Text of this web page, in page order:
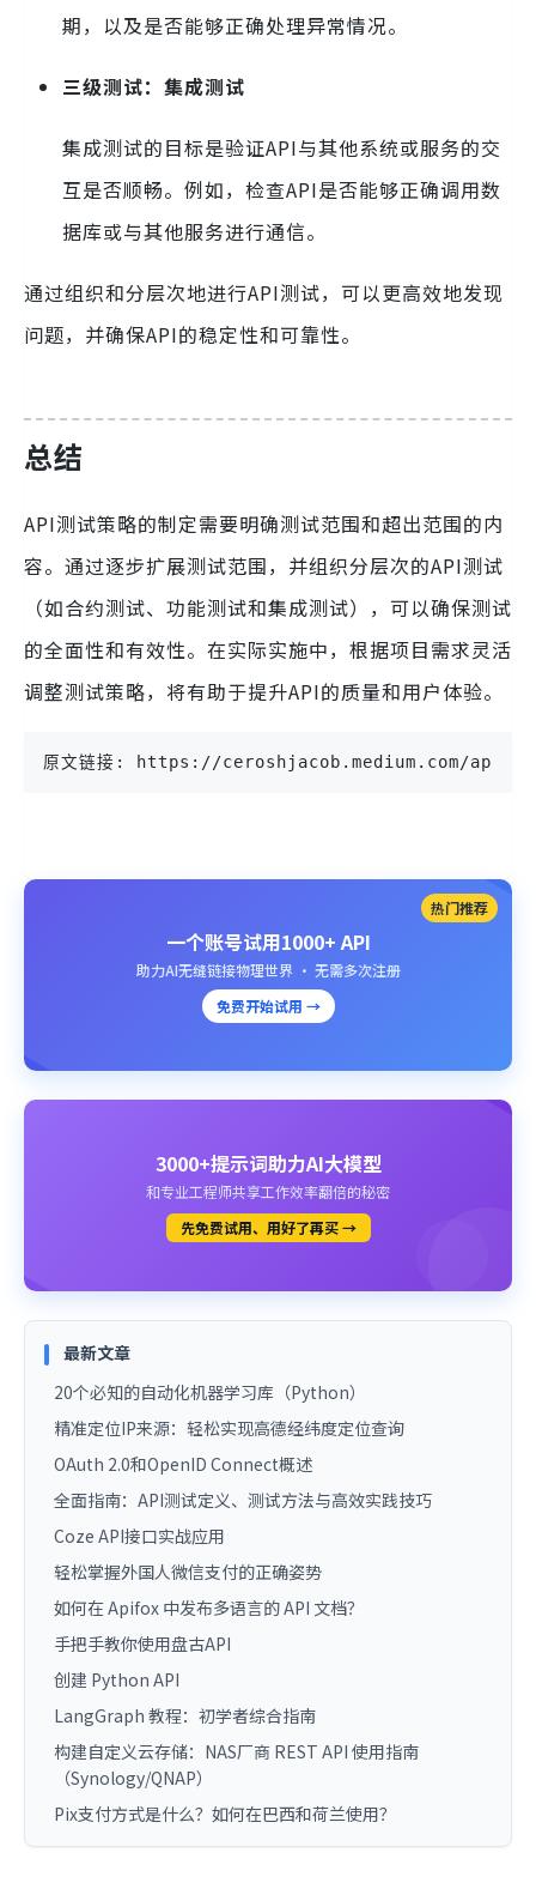
期，以及是否能够正确处理异常情况。
三级测试：集成测试
集成测试的目标是验证API与其他系统或服务的交
互是否顺畅。例如，检查API是否能够正确调用数
据库或与其他服务进行通信。
通过组织和分层次地进行API测试，可以更高效地发现
问题，并确保API的稳定性和可靠性。
总结
API测试策略的制定需要明确测试范围和超出范围的内
容。通过逐步扩展测试范围，并组织分层次的API测试
（如合约测试、功能测试和集成测试），可以确保测试
的全面性和有效性。在实际实施中，根据项目需求灵活
调整测试策略，将有助于提升API的质量和用户体验。
原文链接: https://ceroshjacob.medium.com/
热门推荐
一个账号试用1000+ API
助力AI无缝链接物理世界 · 无需多次注册
免费开始试用 →
3000+提示词助力AI大模型
和专业工程师共享工作效率翻倍的秘密
先免费试用、用好了再买 →
最新文章
20个必知的自动化机器学习库（Python）
精准定位IP来源：轻松实现高德经纬度定位查询
OAuth 2.0和OpenID Connect概述
全面指南：API测试定义、测试方法与高效实践技巧
Coze API接口实战应用
轻松掌握外国人微信支付的正确姿势
如何在 Apifox 中发布多语言的 API 文档？
手把手教你使用盘古API
创建 Python API
LangGraph 教程：初学者综合指南
构建自定义云存储：NAS厂商 REST API 使用指南
（Synology/QNAP）
Pix支付方式是什么？如何在巴西和荷兰使用？